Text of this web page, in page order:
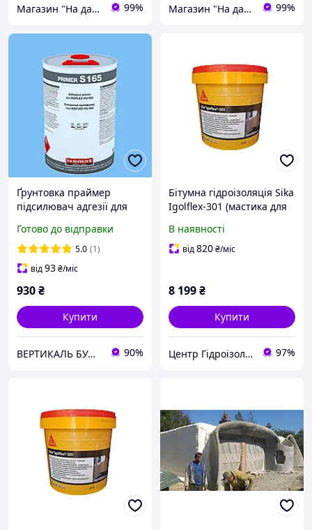
Магазин "На дачу" 99% Магазин "На дачу" 99%
Ґрунтовка праймер
підсилювач адгезії для
та покрівлі прозорий
PRIMER S 165
Готово до відправки
5.0 (1)
від93₴/міс
930₴
Купити
ВЕРТИКАЛЬ БУДІВЕЛЬНИХ ТЕХНОЛОГІЙ 90%
Бітумна гідроізоляція Sika
Igolflex-301 (мастика для
даху) 20 кг
В наявності
від820₴/міс
8 199₴
Купити
Центр Гідроізоляції 97%